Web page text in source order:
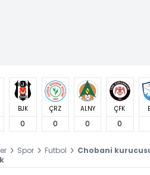
BJK
0
ÇRZ
0
ALNY
0
ÇFK
0
Spor Futbol
Chobani